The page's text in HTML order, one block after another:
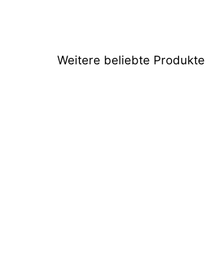
Weitere beliebte Produkte